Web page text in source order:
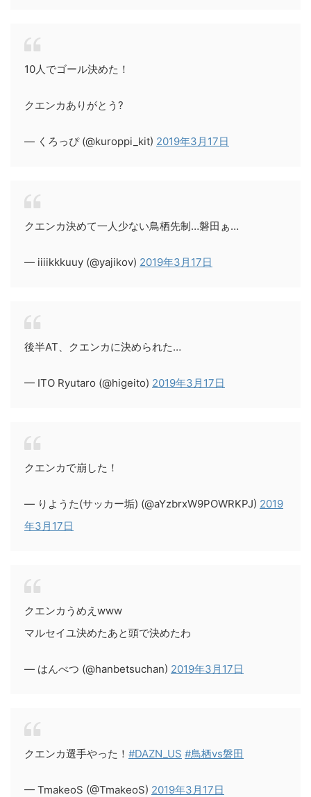
10人でゴール決めた！
クエンカありがとう?
— くろっぴ (@kuroppi_kit) 2019年3月17日
クエンカ決めて一人少ない鳥栖先制…磐田ぁ…
— iiiikkkuuy (@yajikov) 2019年3月17日
後半AT、クエンカに決められた…
— ITO Ryutaro (@higeito) 2019年3月17日
クエンカで崩した！
— りようた(サッカー垢) (@aYzbrxW9POWRKPJ) 2019
年3月17日
クエンカうめえwww
マルセイユ決めたあと頭で決めたわ
— はんべつ (@hanbetsuchan) 2019年3月17日
クエンカ選手やった！ #DAZN_US #鳥栖vs磐田
— TmakeoS (@TmakeoS) 2019年3月17日